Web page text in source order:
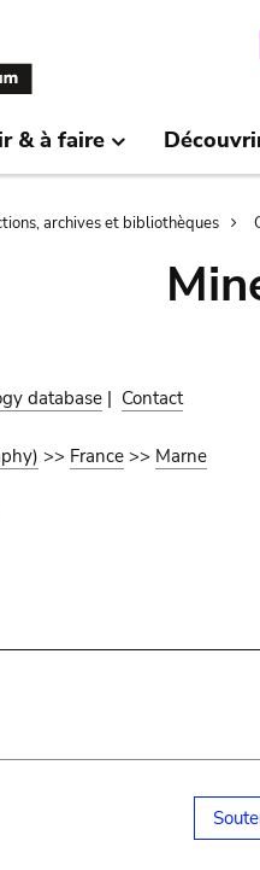
& à faire
archives et bibliothèques
database | Contact
>> France >> Marne